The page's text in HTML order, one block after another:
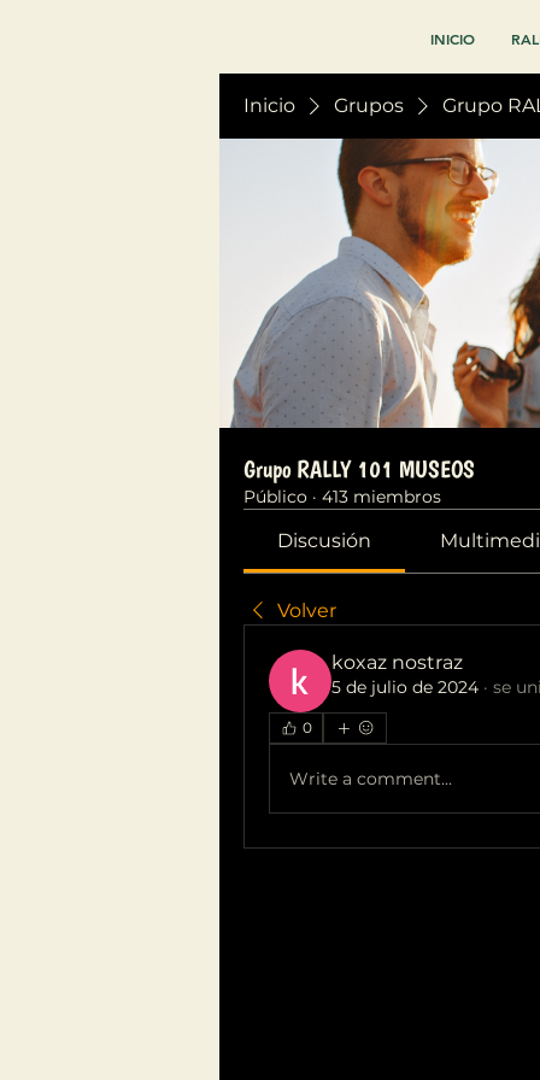
INICIO
Inicio Grupos Grupo
Grupo RALLY 101 MUSEOS
Público · 413 miembros
Discusión
Volver
koxaz nostraz
5 de julio de 2024 · se
0
Write a comment...